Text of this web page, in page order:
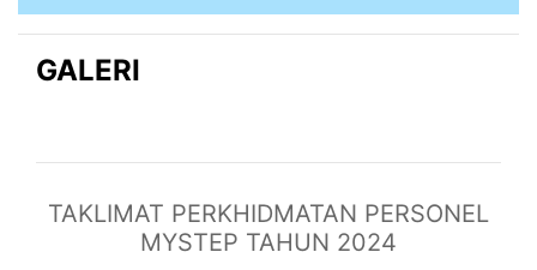
GALERI
TAKLIMAT PERKHIDMATAN PERSONEL
MYSTEP TAHUN 2024